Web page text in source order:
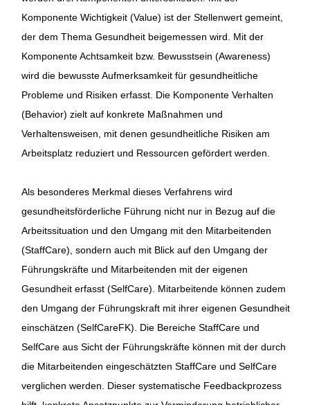
Komponente Wichtigkeit (Value) ist der Stellenwert gemeint,
der dem Thema Gesundheit beigemessen wird. Mit der
Komponente Achtsamkeit bzw. Bewusstsein (Awareness)
wird die bewusste Aufmerksamkeit für gesundheitliche
Probleme und Risiken erfasst. Die Komponente Verhalten
(Behavior) zielt auf konkrete Maßnahmen und
Verhaltensweisen, mit denen gesundheitliche Risiken am
Arbeitsplatz reduziert und Ressourcen gefördert werden.
Als besonderes Merkmal dieses Verfahrens wird
gesundheitsförderliche Führung nicht nur in Bezug auf die
Arbeitssituation und den Umgang mit den Mitarbeitenden
(StaffCare), sondern auch mit Blick auf den Umgang der
Führungskräfte und Mitarbeitenden mit der eigenen
Gesundheit erfasst (SelfCare). Mitarbeitende können zudem
den Umgang der Führungskraft mit ihrer eigenen Gesundheit
einschätzen (SelfCareFK). Die Bereiche StaffCare und
SelfCare aus Sicht der Führungskräfte können mit der durch
die Mitarbeitenden eingeschätzten StaffCare und SelfCare
verglichen werden. Dieser systematische Feedbackprozess